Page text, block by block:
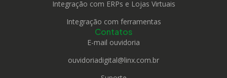
Integração com ERPs e Lojas Virtuais
Integração com ferramentas
Contatos
E-mail ouvidoria
ouvidoriadigital@linx.com.br